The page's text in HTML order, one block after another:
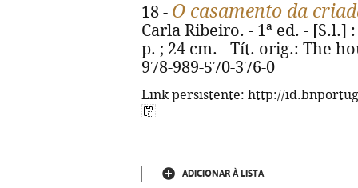
18 - O casamento da
Carla Ribeiro. - 1ª ed. - [S.l.]
p. ; 24 cm. - Tít. orig.: The
978-989-570-376-0
Link persistente: http://
ADICIONAR À LISTA